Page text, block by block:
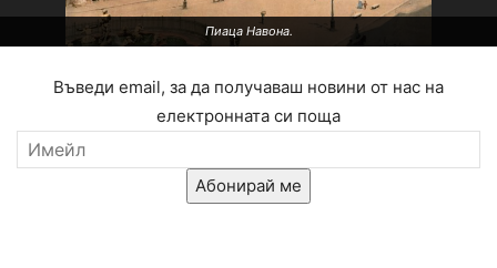
Пиаца Навона.
Въведи email, за да получаваш новини от нас на
електронната си поща
Абонирай ме